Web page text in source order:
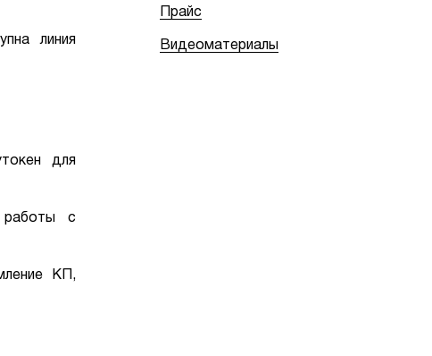
линия
для
работы с
КП,
Прайс
Видеоматериалы